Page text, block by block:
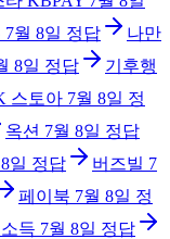
7월 8일 정답
나만
8일 정답
기후행
스토아 7월 8일 정
옥션 7월 8일 정답
일 정답 버즈빌 7
페이북 7월 8일 정
득 7월 8일 정답